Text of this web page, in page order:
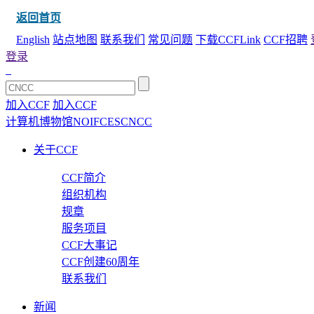
返回首页
English 站点地图 联系我们 常见问题 下载CCFLink CCF招聘
登录
加入CCF 加入CCF
计算机博物馆NOIFCESCNCC
关于CCF
CCF简介
组织机构
规章
服务项目
CCF大事记
CCF创建60周年
联系我们
新闻